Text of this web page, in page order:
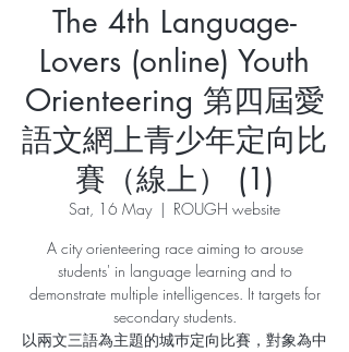
The 4th Language-
Lovers (online) Youth
Orienteering 第四屆愛
語文網上青少年定向比
賽（線上） (1)
Sat, 16 May
  |
ROUGH website
A city orienteering race aiming to arouse
students' in language learning and to
demonstrate multiple intelligences. It targets for
secondary students.
以兩文三語為主題的城巿定向比賽，對象為中